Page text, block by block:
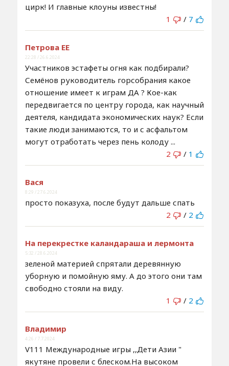
цирк! И главные клоуны известны!
1
/ 7
Петрова ЕЕ
22:28 / 26.6.2024
Участников эстафеты огня как подбирали?
Семёнов руководитель горсобрания какое
отношение имеет к играм ДА ? Кое-как
передвигается по центру города, как научный
деятеля, кандидата экономических наук? Если
такие люди занимаются, то и с асфальтом
могут отработать через пень колоду ...
2
/ 1
Вася
8:29 / 27.6.2024
просто показуха, после будут дальше спать
2
/ 2
На перекрестке каландараша и лермонта
5:32 / 28.6.2024
зеленой материей спрятали деревянную
уборную и помойную яму. А до этого они там
свободно стояли на виду.
1
/ 2
Владимир
4:26 / 7.7.2024
V111 Международные игры ,,Дети Азии "
якутяне провели с блеском.На высоком